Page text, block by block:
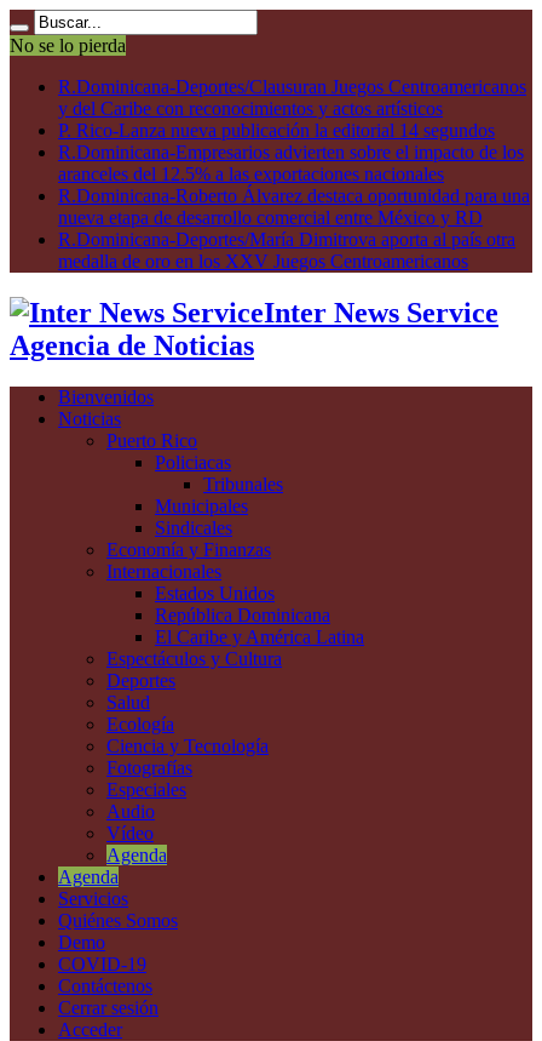
No se lo pierda
R.Dominicana-Deportes/Clausuran Juegos Centroamericanos
y del Caribe con reconocimientos y actos artísticos
P. Rico-Lanza nueva publicación la editorial 14 segundos
R.Dominicana-Empresarios advierten sobre el impacto de los
aranceles del 12.5% a las exportaciones nacionales
R.Dominicana-Roberto Álvarez destaca oportunidad para una
nueva etapa de desarrollo comercial entre México y RD
R.Dominicana-Deportes/María Dimitrova aporta al país otra
medalla de oro en los XXV Juegos Centroamericanos
Inter News Service
Agencia de Noticias
Bienvenidos
Noticias
Puerto Rico
Policiacas
Tribunales
Municipales
Sindicales
Economía y Finanzas
Internacionales
Estados Unidos
República Dominicana
El Caribe y América Latina
Espectáculos y Cultura
Deportes
Salud
Ecología
Ciencia y Tecnología
Fotografías
Especiales
Audio
Vídeo
Agenda
Agenda
Servicios
Quiénes Somos
Demo
COVID-19
Contáctenos
Cerrar sesión
Acceder